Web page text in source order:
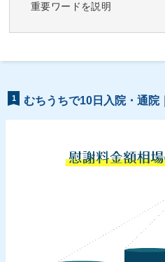
重要ワードを説明
1 むちうちで10日入院・通院